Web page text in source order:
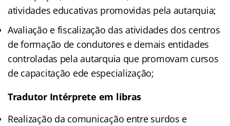
atividades educativas promovidas pela autarquia;
Avaliação e fiscalização das atividades dos centros
de formação de condutores e demais entidades
controladas pela autarquia que promovam cursos
de capacitação ede especialização;
Tradutor Intérprete em libras
Realização da comunicação entre surdos e